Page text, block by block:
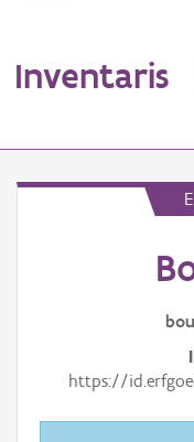
Inventaris
https://